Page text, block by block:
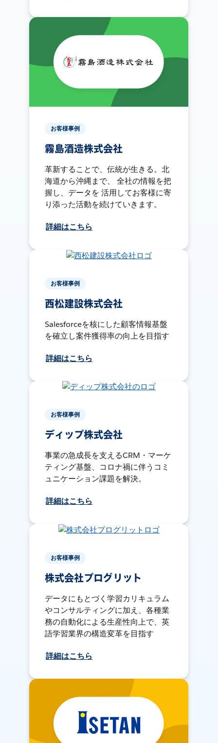
お客様事例
霧島酒造株式会社
革新することで、伝統が生きる。北
海道から沖縄まで、 全社の情報を把
握し、データを 活用してお客様に寄
り添った活動を続けていきます。
詳細はこちら
お客様事例
西松建設株式会社
Salesforceを核にした顧客情報基盤
を確立し案件獲得率の向上を目指す
詳細はこちら
お客様事例
ディップ株式会社
事業の急成長を支えるCRM・マーケ
ティング基盤、コロナ禍に伴うコミ
ュニケーション課題を解決。
詳細はこちら
お客様事例
株式会社プログリット
データにもとづく学習カリキュラム
やコンサルティングに加え、各種業
務の自動化による生産性向上で、英
語学習業界の構造変革を目指す
詳細はこちら